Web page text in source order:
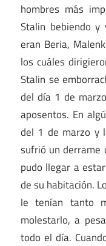
hombres más
Stalin bebiendo y
eran Beria,
los cuáles
Stalin se
del día 1 de
aposentos. En
del 1 de marzo y
sufrió un derrame
pudo llegar a
de su habitación.
le tenían tanto
molestarlo, a
todo el día.